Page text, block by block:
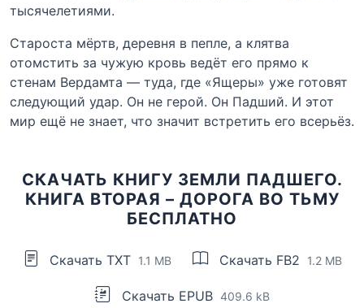
тысячелетиями.
Староста мёртв, деревня в пепле, а клятва
отомстить за чужую кровь ведёт его прямо к
стенам Вердамта — туда, где «Ящеры» уже готовят
следующий удар. Он не герой. Он Падший. И этот
мир ещё не знает, что значит встретить его всерьёз.
СКАЧАТЬ КНИГУ ЗЕМЛИ ПАДШЕГО.
КНИГА ВТОРАЯ – ДОРОГА ВО ТЬМУ
БЕСПЛАТНО
Скачать TXT 1.1 MB Скачать FB2 1.2 MB
Скачать EPUB 409.6 kB